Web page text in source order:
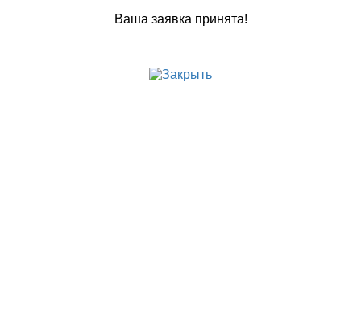
Ваша заявка принята!